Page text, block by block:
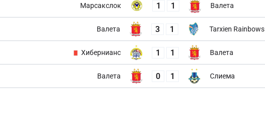
Марсакслок 1 1 Валета
Валета 3 1 Tarxien Rainbows
Хибернианс 1 1 Валета
Валета 0 1 Слиема